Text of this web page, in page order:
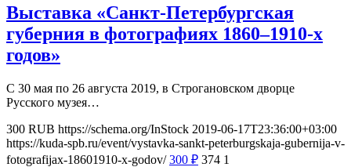
Выставка «Санкт-Петербургская
губерния в фотографиях 1860‒1910-х
годов»
С 30 мая по 26 августа 2019, в Строгановском дворце
Русского музея…
300 RUB https://schema.org/InStock 2019-06-17T23:36:00+03:00
https://kuda-spb.ru/event/vystavka-sankt-peterburgskaja-gubernija-v-
fotografijax-18601910-x-godov/ 300 ₽ 374 1